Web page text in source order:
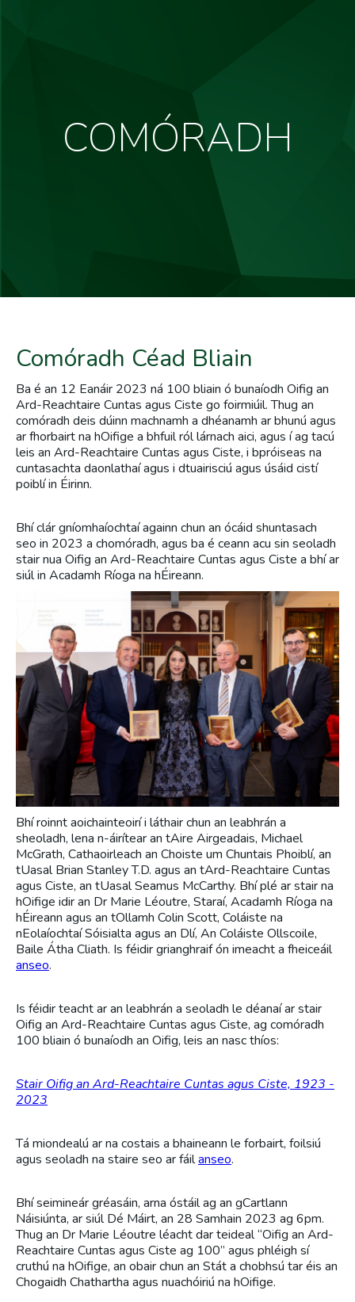
COMÓRADH
Comóradh Céad Bliain
Ba é an 12 Eanáir 2023 ná 100 bliain ó bunaíodh Oifig an
Ard-Reachtaire Cuntas agus Ciste go foirmiúil. Thug an
comóradh deis dúinn machnamh a dhéanamh ar bhunú agus
ar fhorbairt na hOifige a bhfuil ról lárnach aici, agus í ag tacú
leis an Ard-Reachtaire Cuntas agus Ciste, i bpróiseas na
cuntasachta daonlathaí agus i dtuairisciú agus úsáid cistí
poiblí in Éirinn.
Bhí clár gníomhaíochtaí againn chun an ócáid ​​shuntasach
seo in 2023 a chomóradh, agus ba é ceann acu sin seoladh
stair nua Oifig an Ard-Reachtaire Cuntas agus Ciste a bhí ar
siúl in Acadamh Ríoga na hÉireann.
Bhí roinnt aoichainteoirí i láthair chun an leabhrán a
sheoladh, lena n-áirítear an tAire Airgeadais, Michael
McGrath, Cathaoirleach an Choiste um Chuntais Phoiblí, an
tUasal Brian Stanley T.D. agus an tArd-Reachtaire Cuntas
agus Ciste, an tUasal Seamus McCarthy. Bhí plé ar stair na
hOifige idir an Dr Marie Léoutre, Staraí, Acadamh Ríoga na
hÉireann agus an tOllamh Colin Scott, Coláiste na
nEolaíochtaí Sóisialta agus an Dlí, An Coláiste Ollscoile,
Baile Átha Cliath. Is féidir grianghraif ón imeacht a fheiceáil
anseo.
Is féidir teacht ar an leabhrán a seoladh le déanaí ar stair
Oifig an Ard-Reachtaire Cuntas agus Ciste, ag comóradh
100 bliain ó bunaíodh an Oifig, leis an nasc thíos:
Stair Oifig an Ard-Reachtaire Cuntas agus Ciste, 1923 -
2023
Tá miondealú ar na costais a bhaineann le forbairt, foilsiú
agus seoladh na staire seo ar fáilanseo.
Bhí seimineár gréasáin, arna óstáil ag an gCartlann
Náisiúnta, ar siúl Dé Máirt, an 28 Samhain 2023 ag 6pm.
Thug an Dr Marie Léoutre léacht dar teideal “Oifig an Ard-
Reachtaire Cuntas agus Ciste ag 100” agus phléigh sí
cruthú na hOifige, an obair chun an Stát a chobhsú tar éis an
Chogaidh Chathartha agus nuachóiriú na hOifige.